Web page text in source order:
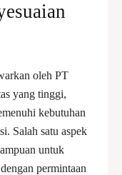
oleh PT
yang tinggi,
kebutuhan
Salah satu aspek
untuk
permintaan